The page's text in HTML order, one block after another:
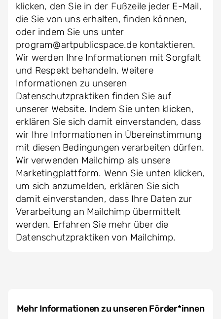
klicken, den Sie in der Fußzeile jeder E-Mail,
die Sie von uns erhalten, finden können,
oder indem Sie uns unter
program@artpublicspace.de kontaktieren.
Wir werden Ihre Informationen mit Sorgfalt
und Respekt behandeln. Weitere
Informationen zu unseren
Datenschutzpraktiken finden Sie auf
unserer Website. Indem Sie unten klicken,
erklären Sie sich damit einverstanden, dass
wir Ihre Informationen in Übereinstimmung
mit diesen Bedingungen verarbeiten dürfen.
Wir verwenden Mailchimp als unsere
Marketingplattform. Wenn Sie unten klicken,
um sich anzumelden, erklären Sie sich
damit einverstanden, dass Ihre Daten zur
Verarbeitung an Mailchimp übermittelt
werden. Erfahren Sie mehr über die
Datenschutzpraktiken von Mailchimp.
Mehr Informationen zu unseren Förder*innen